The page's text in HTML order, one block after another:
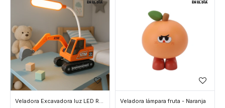
Veladora Excavadora luz LED Recargable - Naranja Veladora lámpara fruta - Naranja